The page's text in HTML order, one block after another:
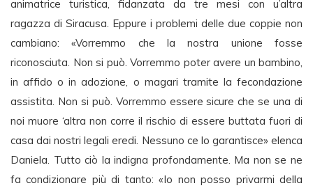
animatrice turistica, fidanzata da tre mesi con u’altra
ragazza di Siracusa. Eppure i problemi delle due coppie non
cambiano: «Vorremmo che la nostra unione fosse
riconosciuta. Non si può. Vorremmo poter avere un bambino,
in affido o in adozione, o magari tramite la fecondazione
assistita. Non si può. Vorremmo essere sicure che se una di
noi muore ‘altra non corre il rischio di essere buttata fuori di
casa dai nostri legali eredi. Nessuno ce lo garantisce» elenca
Daniela. Tutto ciò la indigna profondamente. Ma non se ne
fa condizionare più di tanto: «Io non posso privarmi della